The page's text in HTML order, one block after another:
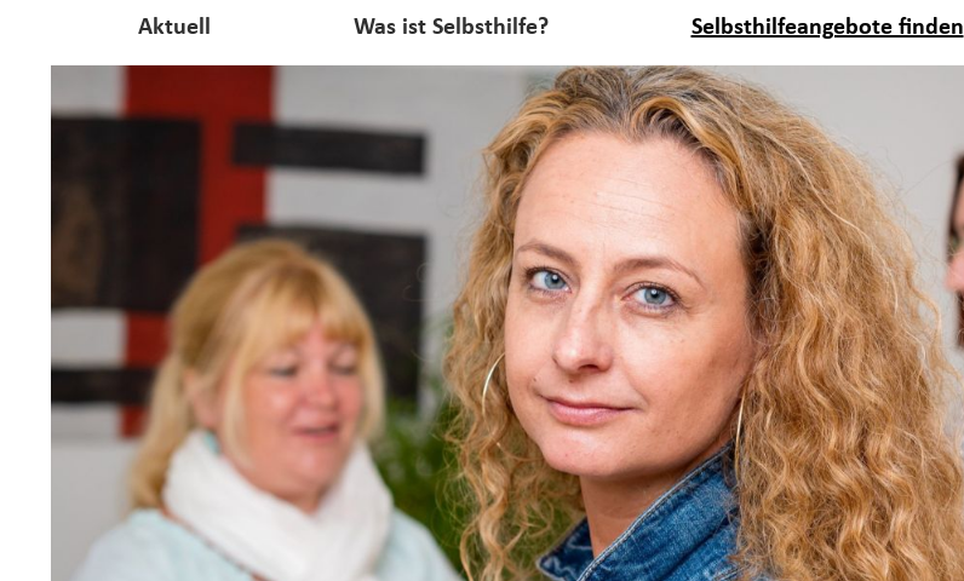
Aktuell Was ist Selbsthilfe? Selbsthilfeangebote finden